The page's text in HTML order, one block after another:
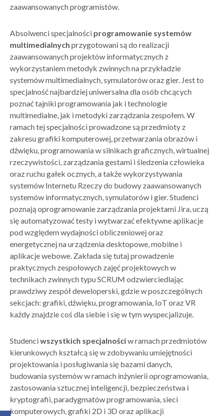
zaawansowanych programistów.
Absolwenci specjalności programowanie systemów
multimedialnych przygotowani są do realizacji
zaawansowanych projektów informatycznych z
wykorzystaniem metodyk zwinnych na przykładzie
systemów multimedialnych, symulatorów oraz gier. Jest to
specjalność najbardziej uniwersalna dla osób chcących
poznać tajniki programowania jak i technologie
multimedialne, jak i metodyki zarządzania zespołem. W
ramach tej specjalności prowadzone są przedmioty z
zakresu grafiki komputerowej, przetwarzania obrazów i
dźwięku, programowania w silnikach graficznych, wirtualnej
rzeczywistości, zarządzania gestami i śledzenia człowieka
oraz ruchu gałek ocznych, a także wykorzystywania
systemów Internetu Rzeczy do budowy zaawansowanych
systemów informatycznych, symulatorów i gier. Studenci
poznają oprogramowanie zarządzania projektami Jira, uczą
się automatyzować testy i wytwarzać efektywne aplikacje
pod względem wydajności obliczeniowej oraz
energetycznej na urządzenia desktopowe, mobilne i
aplikacje webowe. Zakłada się tutaj prowadzenie
praktycznych zespołowych zajęć projektowych w
technikach zwinnych typu SCRUM odzwierciedlając
prawdziwy zespół deweloperski, gdzie w poszczególnych
sekcjach: grafiki, dźwięku, programowania, IoT oraz VR
każdy znajdzie coś dla siebie i się w tym wyspecjalizuje.
Studenciwszystkich specjalnościw ramach przedmiotów
kierunkowych kształcą się w zdobywaniu umiejętności
projektowania i posługiwania się bazami danych,
budowania systemów w ramach inżynierii oprogramowania,
zastosowania sztucznej inteligencji, bezpieczeństwa i
kryptografii, paradygmatów programowania, sieci
komputerowych, grafiki 2D i 3D oraz aplikacji